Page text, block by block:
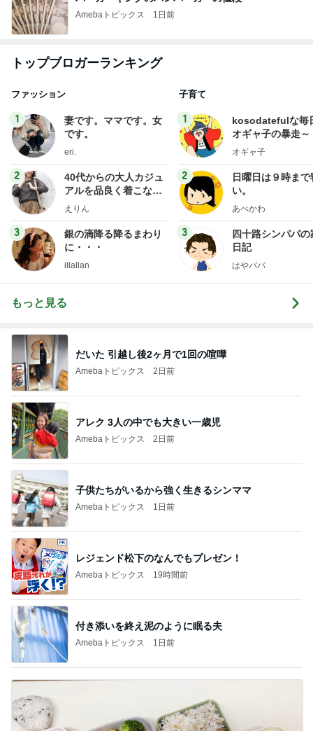
Amebaトピックス 1日前
トップブロガーランキング
ファッション
1
妻です。ママです。女
です。
eri.
2
40代からの大人カジュ
アルを品良く着こなす
ファッションブログ
えりん
3
銀の滴降る降るまわり
に・・・
illallan
子育て
1
kosodatefulな毎
オギャ子の暴走～
オギャ子
2
日曜日は９時まで
い。
あべかわ
3
四十路シンパパの
日記
はやパパ
もっと見る
だいた 引越し後2ヶ月で1回の喧嘩
Amebaトピックス 2日前
アレク 3人の中でも大きい一歳児
Amebaトピックス 2日前
子供たちがいるから強く生きるシンママ
Amebaトピックス 1日前
レジェンド松下のなんでもプレゼン！
Amebaトピックス 19時間前
付き添いを終え泥のように眠る夫
Amebaトピックス 1日前